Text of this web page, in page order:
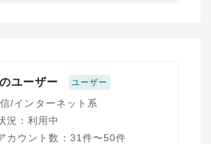
ユーザー ユーザー
/インターネット系
況：利用中
カウント数：31件〜50件